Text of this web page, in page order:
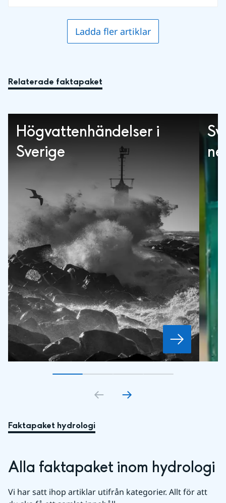
Ladda fler artiklar
Relaterade faktapaket
Högvattenhändelser i
Sverige
Gå till bildkort1
Gå till bildkort2
Gå till bildkort3
Gå till bildkort
Faktapaket hydrologi
Alla faktapaket inom hydrologi
Vi har satt ihop artiklar utifrån kategorier. Allt för att